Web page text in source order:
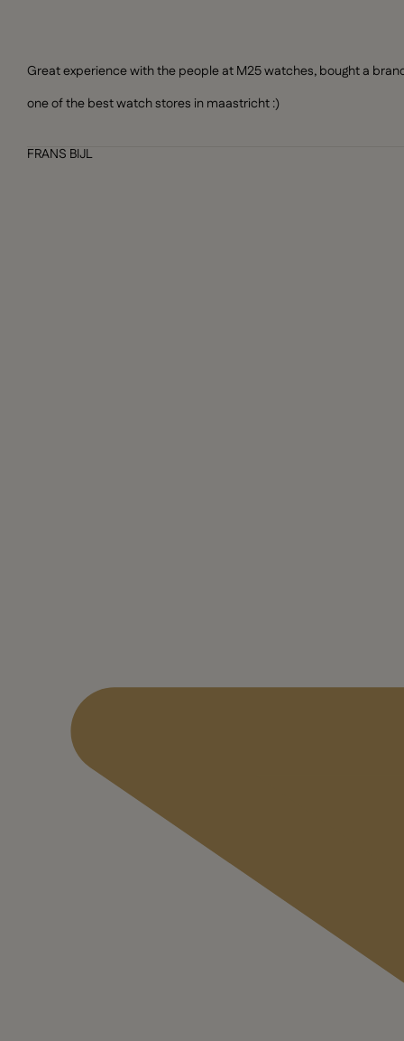
Great experience with the people at M25 watches, bought a
one of the best watch stores in maastricht :)
FRANS BIJL